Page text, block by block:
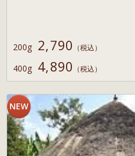
200g 2,790 （税込）
400g 4,890 （税込）
NEW